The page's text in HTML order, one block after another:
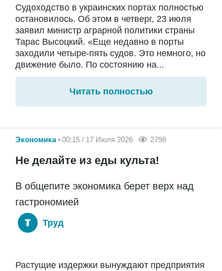
Судоходство в украинских портах полностью
остановилось. Об этом в четверг, 23 июля
заявил министр аграрной политики страны
Тарас Высоцкий. «Еще недавно в порты
заходили четыре-пять судов. Это немного, но
движение было. По состоянию на...
Читать полностью
Экономика 00:15 / 17 Июля 2026 2798
Не делайте из еды культа!
В общепите экономика берет верх над
гастрономией
Труд
Растущие издержки вынуждают предприятия